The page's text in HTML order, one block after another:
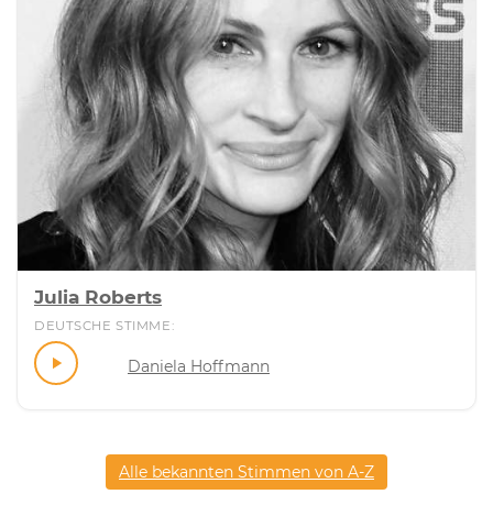
Julia Roberts
DEUTSCHE STIMME:
Daniela Hoffmann
Alle bekannten Stimmen von A-Z